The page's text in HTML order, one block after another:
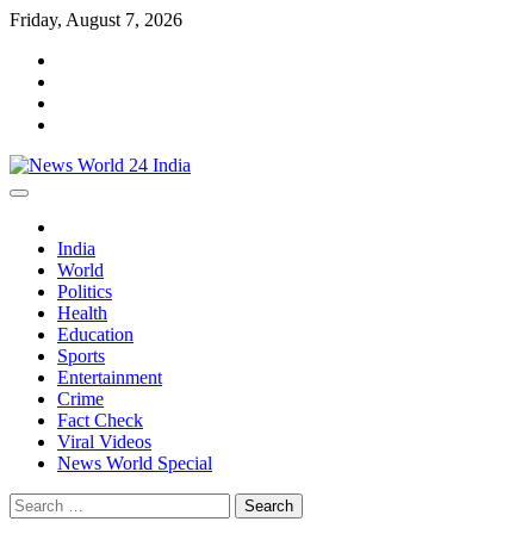
Skip
content
Friday, August 7, 2026
India
World
Politics
Health
Education
Sports
Entertainment
Crime
Fact Check
Viral Videos
News World Special
Search
for: